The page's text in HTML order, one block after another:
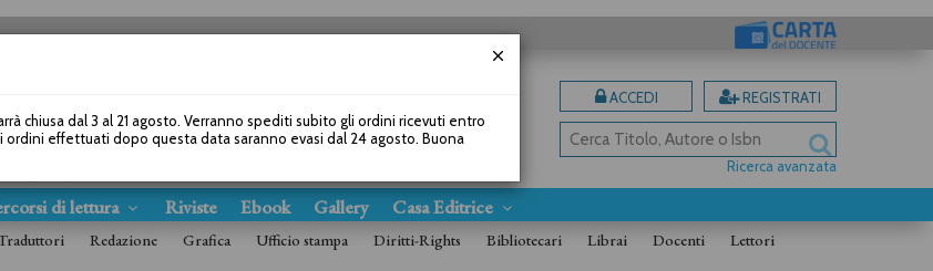
ACCEDI REGISTRATI
Ricerca avanzata
di lettura Riviste Ebook Gallery Casa Editrice
Redazione Grafica Ufficio stampa Diritti-Rights Bibliotecari Librai Docenti Lettori
chiusa dal 3 al 21 agosto. Verranno spediti subito gli ordini ricevuti entro
ordini effettuati dopo questa data saranno evasi dal 24 agosto. Buona